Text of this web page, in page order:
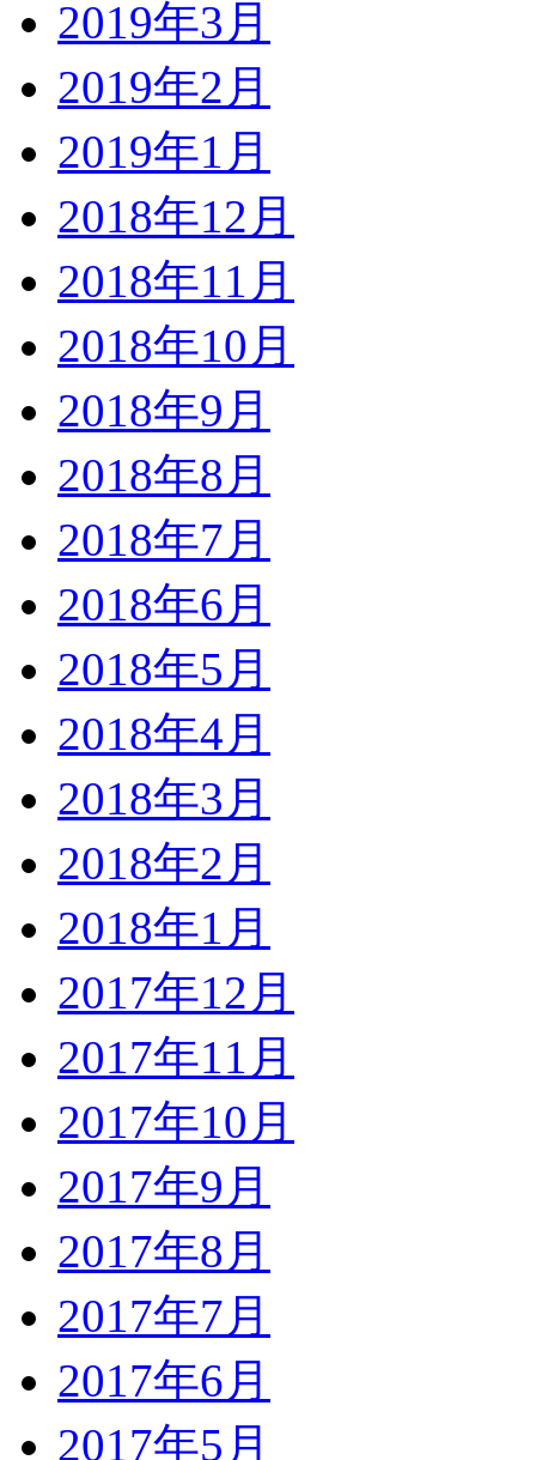
2019年3月
2019年2月
2019年1月
2018年12月
2018年11月
2018年10月
2018年9月
2018年8月
2018年7月
2018年6月
2018年5月
2018年4月
2018年3月
2018年2月
2018年1月
2017年12月
2017年11月
2017年10月
2017年9月
2017年8月
2017年7月
2017年6月
2017年5月